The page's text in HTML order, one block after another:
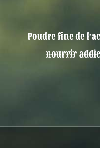
Poudre fine de
nourrir